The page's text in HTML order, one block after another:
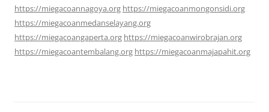
https://miegacoannagoya.org https://miegacoanmongonsidi.org
https://miegacoanmedanselayang.org
https://miegacoangaperta.org https://miegacoanwirobrajan.org
https://miegacoantembalang.org https://miegacoanmajapahit.org